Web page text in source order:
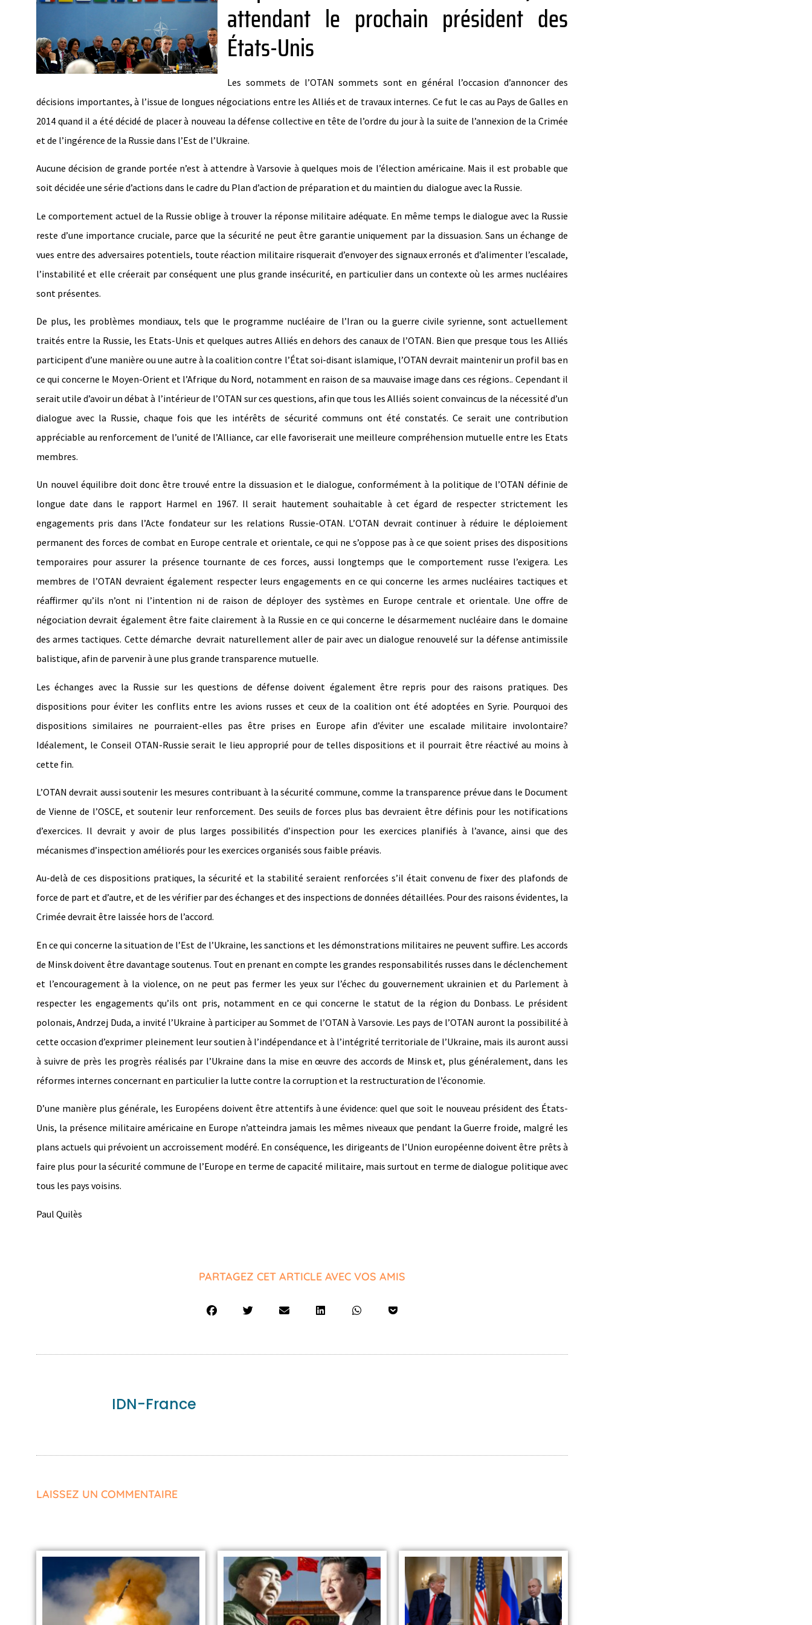
attendant le prochain président des
États-Unis
Les sommets de l’OTAN sommets sont en général l’occasion d’annoncer des
décisions importantes, à l’issue de longues négociations entre les Alliés et de travaux internes. Ce fut le cas au Pays de Galles en
2014 quand il a été décidé de placer à nouveau la défense collective en tête de l’ordre du jour à la suite de l’annexion de la Crimée
et de l’ingérence de la Russie dans l’Est de l’Ukraine.
Aucune décision de grande portée n’est à attendre à Varsovie à quelques mois de l’élection américaine. Mais il est probable que
soit décidée une série d’actions dans le cadre du Plan d’action de préparation et du maintien du dialogue avec la Russie.
Le comportement actuel de la Russie oblige à trouver la réponse militaire adéquate. En même temps le dialogue avec la Russie
reste d’une importance cruciale, parce que la sécurité ne peut être garantie uniquement par la dissuasion. Sans un échange de
vues entre des adversaires potentiels, toute réaction militaire risquerait d’envoyer des signaux erronés et d’alimenter l’escalade,
l’instabilité et elle créerait par conséquent une plus grande insécurité, en particulier dans un contexte où les armes nucléaires
sont présentes.
De plus, les problèmes mondiaux, tels que le programme nucléaire de l’Iran ou la guerre civile syrienne, sont actuellement
traités entre la Russie, les Etats-Unis et quelques autres Alliés en dehors des canaux de l’OTAN. Bien que presque tous les Alliés
participent d’une manière ou une autre à la coalition contre l’État soi-disant islamique, l’OTAN devrait maintenir un profil bas en
ce qui concerne le Moyen-Orient et l’Afrique du Nord, notamment en raison de sa mauvaise image dans ces régions.. Cependant il
serait utile d’avoir un débat à l’intérieur de l’OTAN sur ces questions, afin que tous les Alliés soient convaincus de la nécessité d’un
dialogue avec la Russie, chaque fois que les intérêts de sécurité communs ont été constatés. Ce serait une contribution
appréciable au renforcement de l’unité de l’Alliance, car elle favoriserait une meilleure compréhension mutuelle entre les Etats
membres.
Un nouvel équilibre doit donc être trouvé entre la dissuasion et le dialogue, conformément à la politique de l’OTAN définie de
longue date dans le rapport Harmel en 1967. Il serait hautement souhaitable à cet égard de respecter strictement les
engagements pris dans l’Acte fondateur sur les relations Russie-OTAN. L’OTAN devrait continuer à réduire le déploiement
permanent des forces de combat en Europe centrale et orientale, ce qui ne s’oppose pas à ce que soient prises des dispositions
temporaires pour assurer la présence tournante de ces forces, aussi longtemps que le comportement russe l’exigera. Les
membres de l’OTAN devraient également respecter leurs engagements en ce qui concerne les armes nucléaires tactiques et
réaffirmer qu’ils n’ont ni l’intention ni de raison de déployer des systèmes en Europe centrale et orientale. Une offre de
négociation devrait également être faite clairement à la Russie en ce qui concerne le désarmement nucléaire dans le domaine
des armes tactiques. Cette démarche devrait naturellement aller de pair avec un dialogue renouvelé sur la défense antimissile
balistique, afin de parvenir à une plus grande transparence mutuelle.
Les échanges avec la Russie sur les questions de défense doivent également être repris pour des raisons pratiques. Des
dispositions pour éviter les conflits entre les avions russes et ceux de la coalition ont été adoptées en Syrie. Pourquoi des
dispositions similaires ne pourraient-elles pas être prises en Europe afin d’éviter une escalade militaire involontaire?
Idéalement, le Conseil OTAN-Russie serait le lieu approprié pour de telles dispositions et il pourrait être réactivé au moins à
cette fin.
L’OTAN devrait aussi soutenir les mesures contribuant à la sécurité commune, comme la transparence prévue dans le Document
de Vienne de l’OSCE, et soutenir leur renforcement. Des seuils de forces plus bas devraient être définis pour les notifications
d’exercices. Il devrait y avoir de plus larges possibilités d’inspection pour les exercices planifiés à l’avance, ainsi que des
mécanismes d’inspection améliorés pour les exercices organisés sous faible préavis.
Au-delà de ces dispositions pratiques, la sécurité et la stabilité seraient renforcées s’il était convenu de fixer des plafonds de
force de part et d’autre, et de les vérifier par des échanges et des inspections de données détaillées. Pour des raisons évidentes, la
Crimée devrait être laissée hors de l’accord.
En ce qui concerne la situation de l’Est de l’Ukraine, les sanctions et les démonstrations militaires ne peuvent suffire. Les accords
de Minsk doivent être davantage soutenus. Tout en prenant en compte les grandes responsabilités russes dans le déclenchement
et l’encouragement à la violence, on ne peut pas fermer les yeux sur l’échec du gouvernement ukrainien et du Parlement à
respecter les engagements qu’ils ont pris, notamment en ce qui concerne le statut de la région du Donbass. Le président
polonais, Andrzej Duda, a invité l’Ukraine à participer au Sommet de l’OTAN à Varsovie. Les pays de l’OTAN auront la possibilité à
cette occasion d’exprimer pleinement leur soutien à l’indépendance et à l’intégrité territoriale de l’Ukraine, mais ils auront aussi
à suivre de près les progrès réalisés par l’Ukraine dans la mise en œuvre des accords de Minsk et, plus généralement, dans les
réformes internes concernant en particulier la lutte contre la corruption et la restructuration de l’économie.
D’une manière plus générale, les Européens doivent être attentifs à une évidence: quel que soit le nouveau président des États-
Unis, la présence militaire américaine en Europe n’atteindra jamais les mêmes niveaux que pendant la Guerre froide, malgré les
plans actuels qui prévoient un accroissement modéré. En conséquence, les dirigeants de l’Union européenne doivent être prêts à
faire plus pour la sécurité commune de l’Europe en terme de capacité militaire, mais surtout en terme de dialogue politique avec
tous les pays voisins.
Paul Quilès
PARTAGEZ CET ARTICLE AVEC VOS AMIS
IDN-France
LAISSEZ UN COMMENTAIRE